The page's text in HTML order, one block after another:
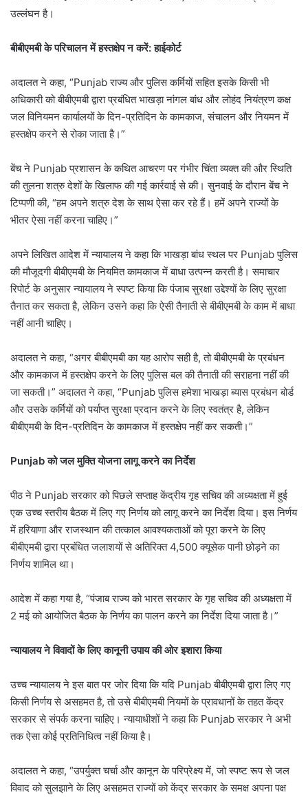
उल्लंघन है।
बीबीएमबी के परिचालन में हस्तक्षेप न करें: हाईकोर्ट
अदालत ने कहा, “Punjab राज्य और पुलिस कर्मियों सहित इसके किसी भी
अधिकारी को बीबीएमबी द्वारा प्रबंधित भाखड़ा नांगल बांध और लोहंद नियंत्रण कक्ष
जल विनियमन कार्यालयों के दिन-प्रतिदिन के कामकाज, संचालन और नियमन में
हस्तक्षेप करने से रोका जाता है।”
बेंच ने Punjab प्रशासन के कथित आचरण पर गंभीर चिंता व्यक्त की और स्थिति
की तुलना शत्रु देशों के खिलाफ की गई कार्रवाई से की। सुनवाई के दौरान बेंच ने
टिप्पणी की, “हम अपने शत्रु देश के साथ ऐसा कर रहे हैं। हमें अपने राज्यों के
भीतर ऐसा नहीं करना चाहिए।”
अपने लिखित आदेश में न्यायालय ने कहा कि भाखड़ा बांध स्थल पर Punjab पुलिस
की मौजूदगी बीबीएमबी के नियमित कामकाज में बाधा उत्पन्न करती है। समाचार
रिपोर्ट के अनुसार न्यायालय ने स्पष्ट किया कि पंजाब सुरक्षा उद्देश्यों के लिए सुरक्षा
तैनात कर सकता है, लेकिन उसने कहा कि ऐसी तैनाती से बीबीएमबी के काम में बाधा
नहीं आनी चाहिए।
अदालत ने कहा, “अगर बीबीएमबी का यह आरोप सही है, तो बीबीएमबी के प्रबंधन
और कामकाज में हस्तक्षेप करने के लिए पुलिस बल की तैनाती की सराहना नहीं की
जा सकती।” अदालत ने कहा, “Punjab पुलिस हमेशा भाखड़ा ब्यास प्रबंधन बोर्ड
और उसके कर्मियों को पर्याप्त सुरक्षा प्रदान करने के लिए स्वतंत्र है, लेकिन
बीबीएमबी के दिन-प्रतिदिन के कामकाज में हस्तक्षेप नहीं कर सकती।”
Punjab को जल मुक्ति योजना लागू करने का निर्देश
पीठ ने Punjab सरकार को पिछले सप्ताह केंद्रीय गृह सचिव की अध्यक्षता में हुई
एक उच्च स्तरीय बैठक में लिए गए निर्णय को लागू करने का निर्देश दिया। इस निर्णय
में हरियाणा और राजस्थान की तत्काल आवश्यकताओं को पूरा करने के लिए
बीबीएमबी द्वारा प्रबंधित जलाशयों से अतिरिक्त 4,500 क्यूसेक पानी छोड़ने का
निर्णय शामिल था।
आदेश में कहा गया है, “पंजाब राज्य को भारत सरकार के गृह सचिव की अध्यक्षता में
2 मई को आयोजित बैठक के निर्णय का पालन करने का निर्देश दिया जाता है।”
न्यायालय ने विवादों के लिए कानूनी उपाय की ओर इशारा किया
उच्च न्यायालय ने इस बात पर जोर दिया कि यदि Punjab बीबीएमबी द्वारा लिए गए
किसी निर्णय से असहमत है, तो उसे बीबीएमबी नियमों के प्रावधानों के तहत केंद्र
सरकार से संपर्क करना चाहिए। न्यायाधीशों ने कहा कि Punjab सरकार ने अभी
तक ऐसा कोई प्रतिनिधित्व नहीं किया है।
अदालत ने कहा, “उपर्युक्त चर्चा और कानून के परिप्रेक्ष्य में, जो स्पष्ट रूप से जल
विवाद को सुलझाने के लिए असहमत राज्यों को केंद्र सरकार के समक्ष अपना पक्ष